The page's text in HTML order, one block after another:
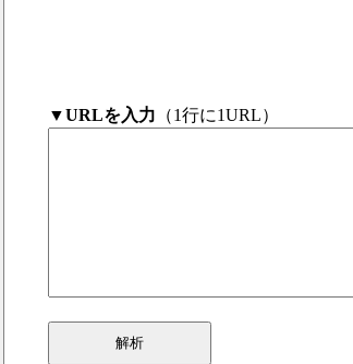
▼URLを入力 （1行に1URL）